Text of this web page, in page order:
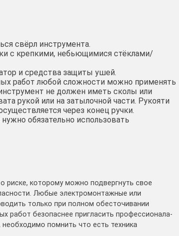
свёрл инструмента.
с крепкими, небьющимися стёклами/
и средства защиты ушей.
работ любой сложности можно применять
не должен иметь сколы или
рукой или на затылочной части. Рукояти
через конец ручки.
обязательно использовать
риске, которому можно подвергнуть свое
Любые электромонтажные или
только при полном обесточивании
работ безопаснее пригласить профессионала-
помнить что есть техника